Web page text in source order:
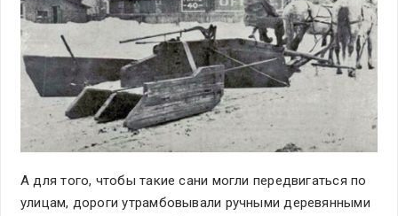
А для того, чтобы такие сани могли передвигаться по
улицам, дороги утрамбовывали ручными деревянными